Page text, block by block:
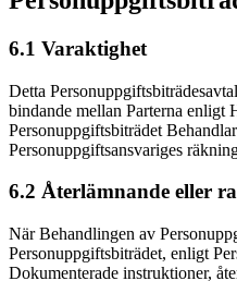
6.1 Varaktighet
Detta
bindande mellan Parterna enligt
Personuppgiftsbiträdet
Personuppgiftsansvariges
6.2 Återlämnande eller
När Behandlingen av
Personuppgiftsbiträdet, enligt
Dokumenterade instruktioner,